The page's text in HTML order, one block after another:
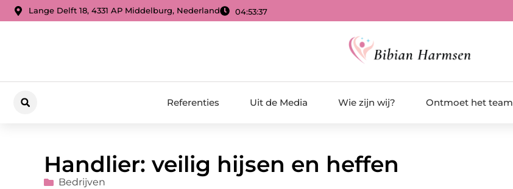
Lange Delft 18, 4331 AP Middelburg, Nederland 04:53:38
Referenties Uit de Media Wie zijn wij? Ontmoet het team
Handlier: veilig hijsen en heffen
Bedrijven